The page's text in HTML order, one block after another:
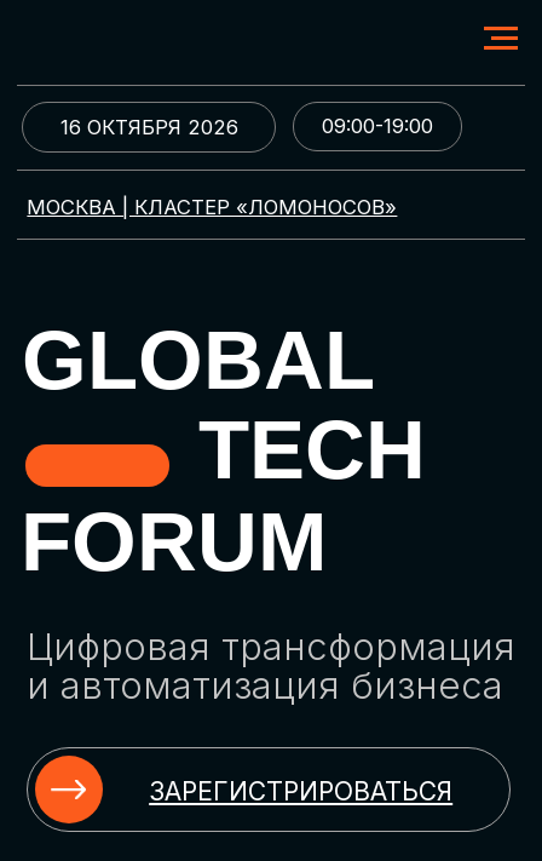
МОСКВА | КЛАСТЕР «ЛОМОНОСОВ»
GLOBAL
TECH
FORUM
Цифровая трансформация
и автоматизация бизнеса
ЗАРЕГИСТРИРОВАТЬСЯ
09:00-19:00
16 ОКТЯБРЯ 2026
ИСКУССТВЕННЫЙ ИНТЕЛЛЕКТ
ЦИФРОВИЗАЦИЯ
ИМПОРТОЗАМЕЩЕНИЕ